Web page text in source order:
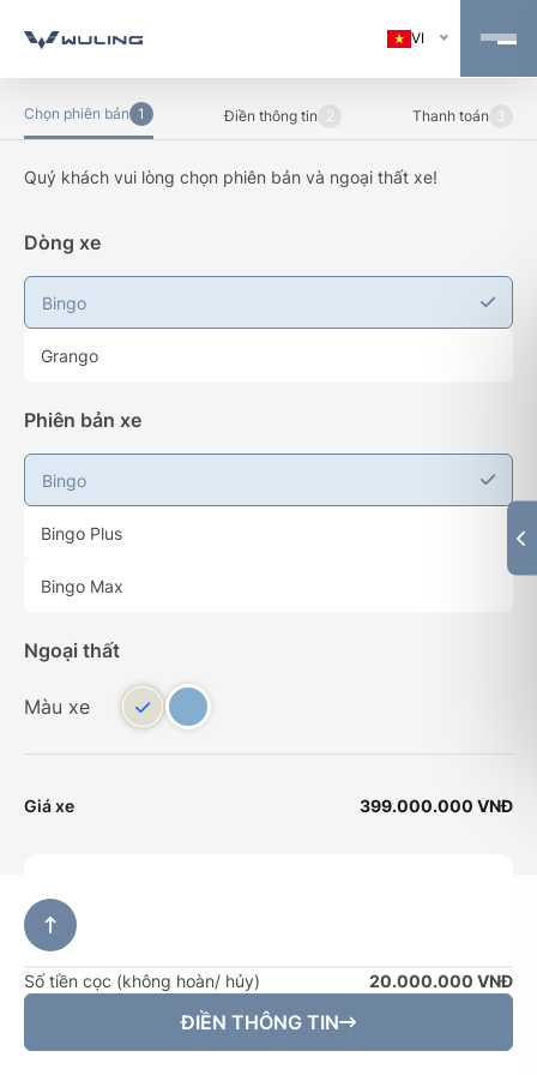
VI
Chọn phiên bản 1 Điền thông tin 2 Thanh toán 3
Quý khách vui lòng chọn phiên bản và ngoại thất xe!
Dòng xe
Bingo
Grango
Phiên bản xe
Bingo
Bingo Plus
Bingo Max
Ngoại thất
Màu xe
Giá xe 399.000.000 VNĐ
Bạn muốn sở hữu một chiếc xe ô tô điện
dụng và tiện nghi? Đừng chần chừ nữa! Hãy đặt cọc
Số tiền cọc (không hoàn/ hủy) 20.000.000 VNĐ
ĐIỀN THÔNG TIN